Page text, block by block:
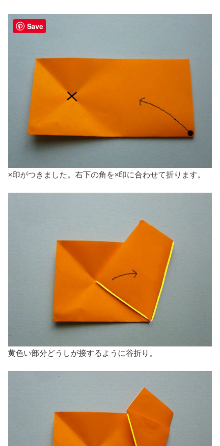
×印がつきました。右下の角を×印に合わせて折ります。
黄色い部分どうしが接するように谷折り。
Save